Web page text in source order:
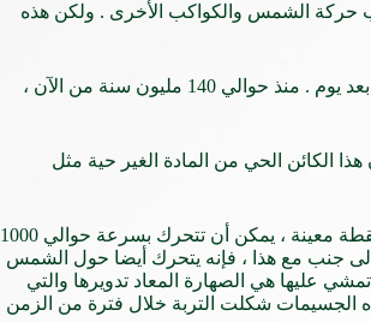
حركة الشمس والكواكب الأخرى . ولكن هذه
على الرغم من أننا نعلم أن الأرض تدور بمعدل ثابت ، ويتم ترتيب أيام وليال وفقا لذلك ، ولكن الحقيقة هي أن دوران الأرض يتباطأ يوما بعد يوم . منذ حوالي 140 مليون سنة من الآن ،
الكائن الحي من المادة الغير حية مثل
قد تشعر بالاستقرار في أي مكان ولكن في الواقع كنت قد تتحرك بسرعة كبيرة . فهذا يعتمد على أي جزء من العالم كنت واقفا . عند نقطة معينة ، يمكن أن تتحرك بسرعة حوالي 1000
جنب مع هذا ، فإنه يتحرك أيضا حول الشمس
تفاجأ مع العلم أن المنطقة التي تمشي عليها هي الصهارة المعاد تدويرها والتي
شكلت التربة خلال فترة من الزمن